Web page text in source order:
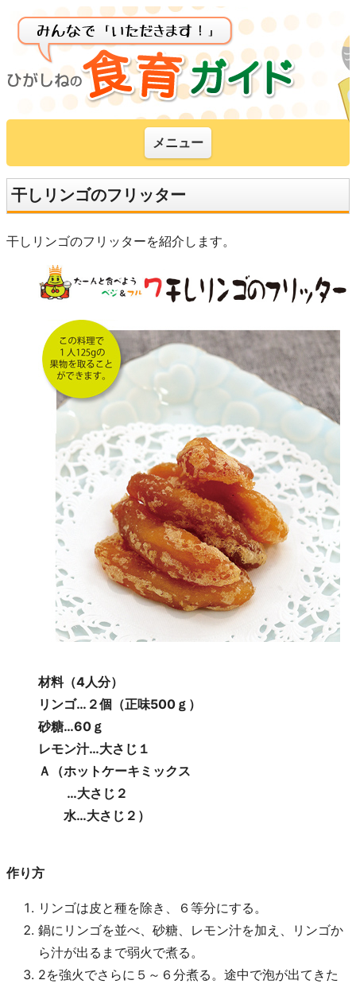
メニュー
干しリンゴのフリッター
干しリンゴのフリッターを紹介します。
材料（4人分）
リンゴ…２個（正味500ｇ）
砂糖…60ｇ
レモン汁…大さじ１
Ａ（ホットケーキミックス
…大さじ２
水…大さじ２）
作り方
リンゴは皮と種を除き、６等分にする。
鍋にリンゴを並べ、砂糖、レモン汁を加え、リンゴか
ら汁が出るまで弱火で煮る。
2を強火でさらに５～６分煮る。途中で泡が出てきた